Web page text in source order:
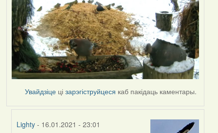
Увайдзіце цізарэгіструйцеся каб пакідаць каментары.
Lighty - 16.01.2021 - 23:01